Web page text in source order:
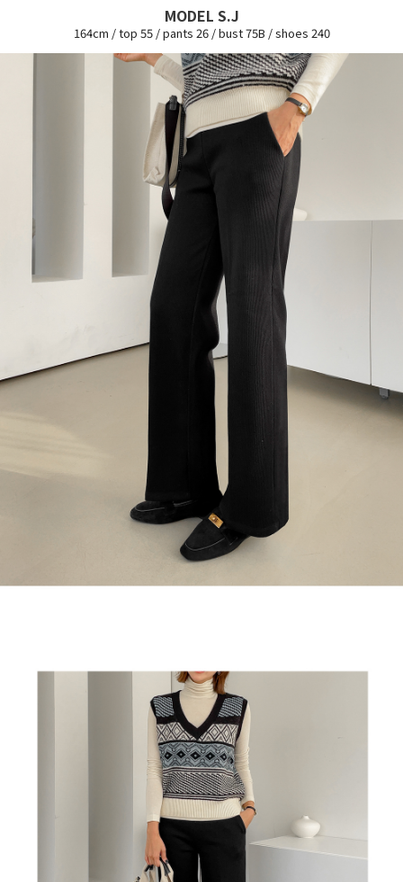
MODEL S.J
164cm / top 55 / pants 26 / bust 75B / shoes 240